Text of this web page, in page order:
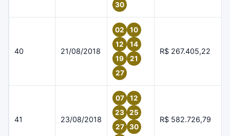
30
40 21/08/2018
02
10
12
14
19
21
27
R$ 267.405,22
41 23/08/2018
07
12
23
25
27
30
R$ 582.726,79